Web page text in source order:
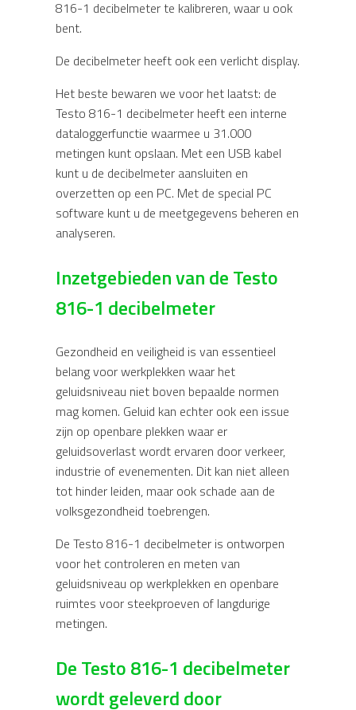
816-1 decibelmeter te kalibreren, waar u ook
bent.
De decibelmeter heeft ook een verlicht display.
Het beste bewaren we voor het laatst: de
Testo 816-1 decibelmeter heeft een interne
dataloggerfunctie waarmee u 31.000
metingen kunt opslaan. Met een USB kabel
kunt u de decibelmeter aansluiten en
overzetten op een PC. Met de special PC
software kunt u de meetgegevens beheren en
analyseren.
Inzetgebieden van de Testo
816-1 decibelmeter
Gezondheid en veiligheid is van essentieel
belang voor werkplekken waar het
geluidsniveau niet boven bepaalde normen
mag komen. Geluid kan echter ook een issue
zijn op openbare plekken waar er
geluidsoverlast wordt ervaren door verkeer,
industrie of evenementen. Dit kan niet alleen
tot hinder leiden, maar ook schade aan de
volksgezondheid toebrengen.
De Testo 816-1 decibelmeter is ontworpen
voor het controleren en meten van
geluidsniveau op werkplekken en openbare
ruimtes voor steekproeven of langdurige
metingen.
De Testo 816-1 decibelmeter
wordt geleverd door